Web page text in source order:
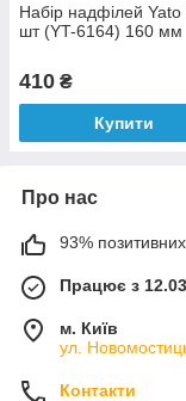
Набір надфілей Yato
шт (YT-6164) 160 мм
410 ₴
Купити
Про нас
93% позитивних
Працює з
м. Київ
ул.
Контакти